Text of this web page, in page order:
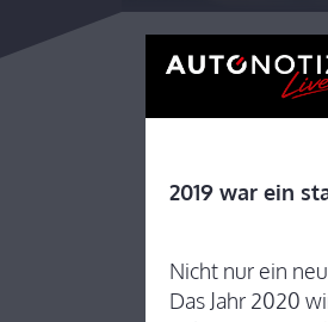
2019 war ein
Nicht nur ein
Das Jahr 2020